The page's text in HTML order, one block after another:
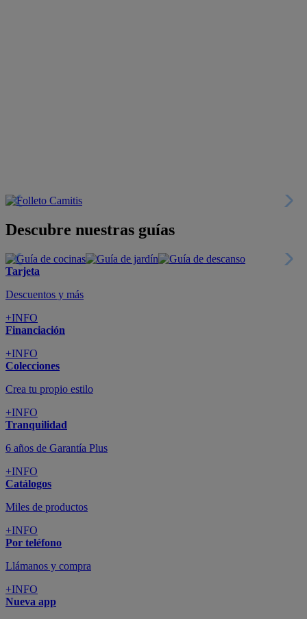
Descubre nuestras guías
Tarjeta
Descuentos y más
+INFO
Financiación
+INFO
Colecciones
Crea tu propio estilo
+INFO
Tranquilidad
6 años de Garantía Plus
+INFO
Catálogos
Miles de productos
+INFO
Por teléfono
Llámanos y compra
+INFO
Nueva app